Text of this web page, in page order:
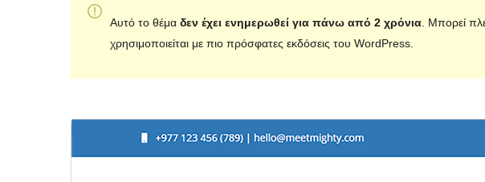
Αυτό το θέμα δεν έχει ενημερωθεί για πάνω από 2 χρόνια. Μπορεί
χρησιμοποιείται με πιο πρόσφατες εκδόσεις του WordPress.